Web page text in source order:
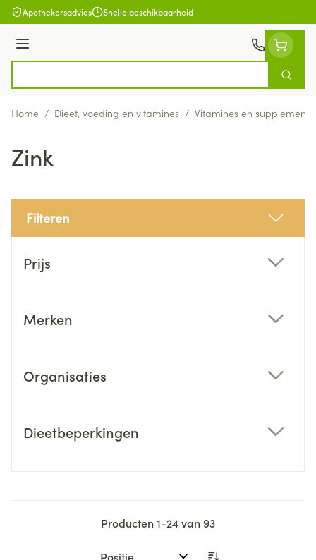
Ga naar de inhoud
Apothekersadvies Snelle beschikbaarheid
Menu
Zoek
Home / Dieet, voeding en vitamines / Vitamines en
Zink
Filteren
Prijs
Merken
Organisaties
Dieetbeperkingen
Producten1-24van93